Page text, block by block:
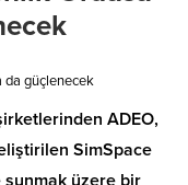
da güçlenecek
ADEO,
SimSpace
üzere bir